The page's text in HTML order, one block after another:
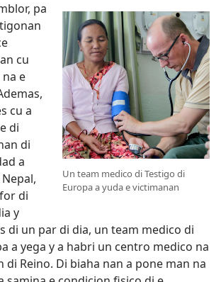
Un team medico di Testigo di
Europa a yuda e victimanan
pa
cu
e
cu a
di
di
a
di
y
di un par di dia, un team medico di
a yega y a habri un centro medico na
di Reino. Di biaha nan a pone man na